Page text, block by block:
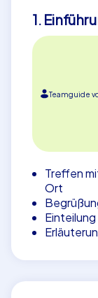
1.
Teamguide
Treffen
Ort
Einteilung